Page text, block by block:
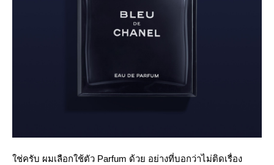
ช่ครับ ผมเลือกใช้ตัว Parfum ด้วย อย่างที่บอกว่าไม่ติดเรื่อง